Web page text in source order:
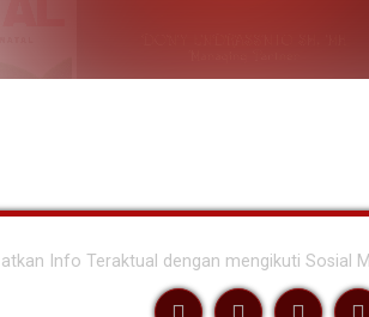
Info Teraktual dengan mengikuti Sosial